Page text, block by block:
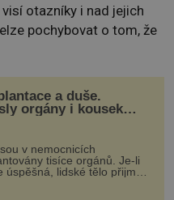
otazníky i nad jejich
pochybovat o tom, že
a duše.
orgány i kousek
v nemocnicích
tisíce orgánů. Je-li
úspěšná, lidské tělo přijme